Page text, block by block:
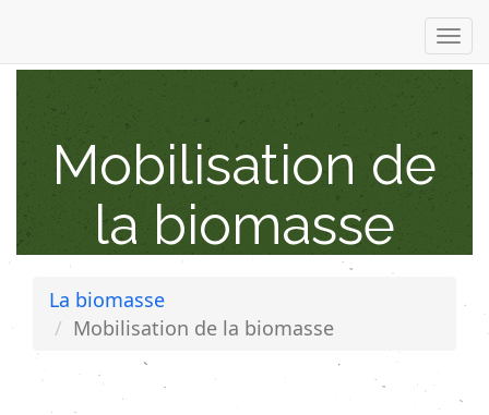
Mobilisation de
la biomasse
La biomasse
Mobilisation de la biomasse